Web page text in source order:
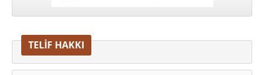
TELİF HAKKI